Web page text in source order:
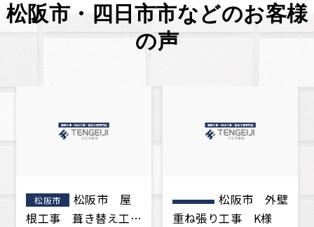
松阪市・四日市市などのお客様
の声
松阪市
お客様の声
をいただきました。
松阪市
松阪市 屋
根工事 葺き替え工